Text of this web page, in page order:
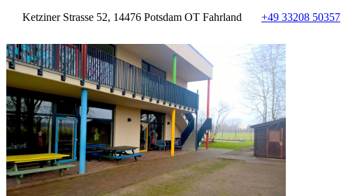
Ketziner Strasse 52, 14476 Potsdam OT Fahrland
+49 33208 50357